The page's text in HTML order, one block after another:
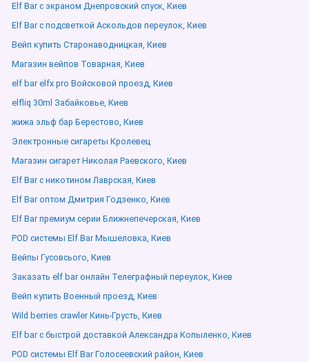
Elf Bar с экраном Днепровский спуск, Киев
Elf Bar с подсветкой Аскольдов переулок, Киев
Вейп купить Старонаводницкая, Киев
Магазин вейпов Товарная, Киев
elf bar elfx pro Войсковой проезд, Киев
elfliq 30ml Забайковье, Киев
жижа эльф бар Берестово, Киев
Электронные сигареты Кролевец
Магазин сигарет Николая Раевского, Киев
Elf Bar с никотином Лаврская, Киев
Elf Bar оптом Дмитрия Годзенко, Киев
Elf Bar премиум серии Ближнепечерская, Киев
POD системы Elf Bar Мышеловка, Киев
Вейпы Гусовсього, Киев
Заказать elf bar онлайн Телеграфный переулок, Киев
Вейп купить Военный проезд, Киев
Wild berries crawler Кинь-Грусть, Киев
Elf bar с быстрой доставкой Александра Копыленко, Киев
POD системы Elf Bar Голосеевский район, Киев